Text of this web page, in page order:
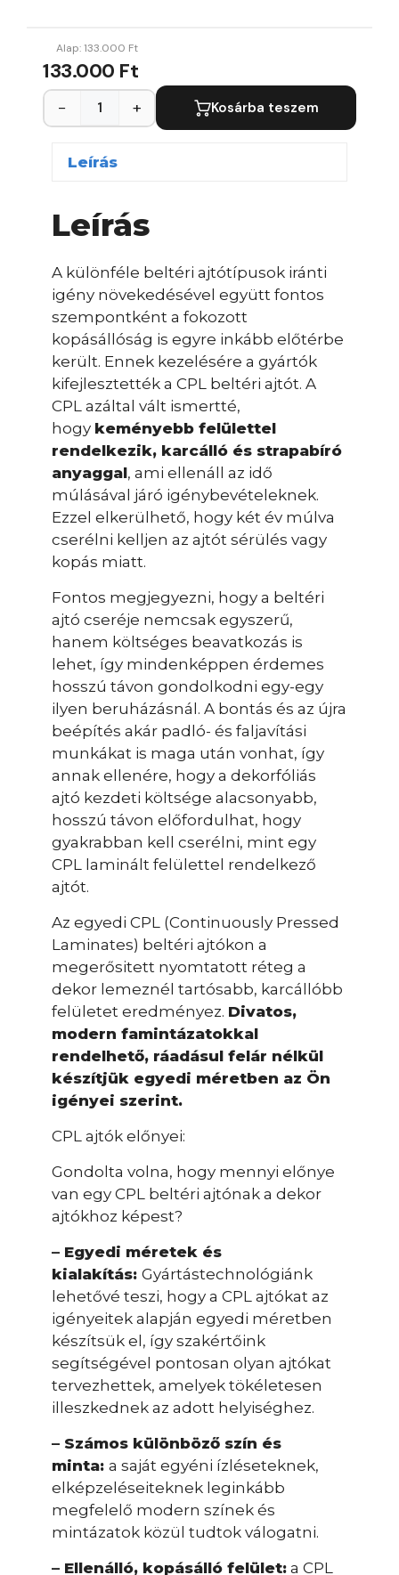
Alap:133.000 Ft
133.000 Ft
− + Kosárba teszem
Leírás
Leírás
A különféle beltéri ajtótípusok iránti
igény növekedésével együtt fontos
szempontként a fokozott
kopásállóság is egyre inkább előtérbe
került. Ennek kezelésére a gyártók
kifejlesztették a CPL beltéri ajtót. A
CPL azáltal vált ismertté,
hogy keményebb felülettel
rendelkezik, karcálló és strapabíró
anyaggal, ami ellenáll az idő
múlásával járó igénybevételeknek.
Ezzel elkerülhető, hogy két év múlva
cserélni kelljen az ajtót sérülés vagy
kopás miatt.
Fontos megjegyezni, hogy a beltéri
ajtó cseréje nemcsak egyszerű,
hanem költséges beavatkozás is
lehet, így mindenképpen érdemes
hosszú távon gondolkodni egy-egy
ilyen beruházásnál. A bontás és az újra
beépítés akár padló- és faljavítási
munkákat is maga után vonhat, így
annak ellenére, hogy a dekorfóliás
ajtó kezdeti költsége alacsonyabb,
hosszú távon előfordulhat, hogy
gyakrabban kell cserélni, mint egy
CPL laminált felülettel rendelkező
ajtót.
Az egyedi CPL (Continuously Pressed
Laminates) beltéri ajtókon a
megerősitett nyomtatott réteg a
dekor lemeznél tartósabb, karcállóbb
felületet eredményez. Divatos,
modern famintázatokkal
rendelhető, ráadásul felár nélkül
készítjük egyedi méretben az Ön
igényei szerint.
CPL ajtók előnyei:
Gondolta volna, hogy mennyi előnye
van egy CPL beltéri ajtónak a dekor
ajtókhoz képest?
– Egyedi méretek és
kialakítás: Gyártástechnológiánk
lehetővé teszi, hogy a CPL ajtókat az
igényeitek alapján egyedi méretben
készítsük el, így szakértőink
segítségével pontosan olyan ajtókat
tervezhettek, amelyek tökéletesen
illeszkednek az adott helyiséghez.
– Számos különböző szín és
minta: a saját egyéni ízléseteknek,
elképzeléseiteknek leginkább
megfelelő modern színek és
mintázatok közül tudtok válogatni.
– Ellenálló, kopásálló felület: a CPL